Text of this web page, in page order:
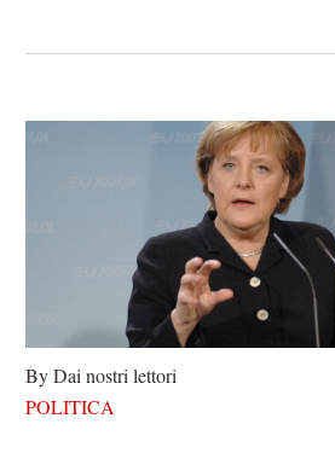
By Dai nostri lettori
POLITICA